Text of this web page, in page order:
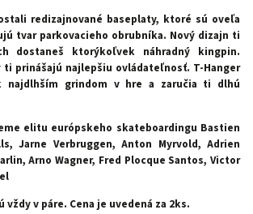
redizajnované baseplaty, ktoré sú oveľa
tvar parkovacieho obrubníka. Nový dizajn ti
dostaneš ktorýkoľvek náhradný kingpin.
ti prinášajú najlepšiu ovládateľnosť. T-Hanger
najdlhším grindom v hre a zaručia ti dlhú
elitu európskeho skateboardingu Bastien
Jarne Verbruggen, Anton Myrvold, Adrien
Arno Wagner, Fred Plocque Santos, Victor
vždy v páre. Cena je uvedená za 2ks.